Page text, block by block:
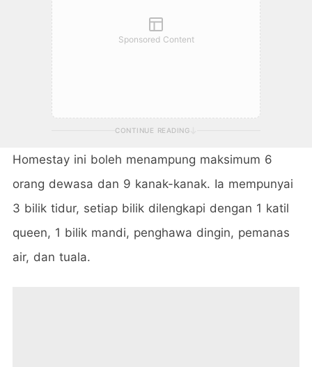
Sponsored Content
CONTINUE READING
Homestay ini boleh menampung maksimum 6
orang dewasa dan 9 kanak-kanak. Ia mempunyai
3 bilik tidur, setiap bilik dilengkapi dengan 1 katil
queen, 1 bilik mandi, penghawa dingin, pemanas
air, dan tuala.